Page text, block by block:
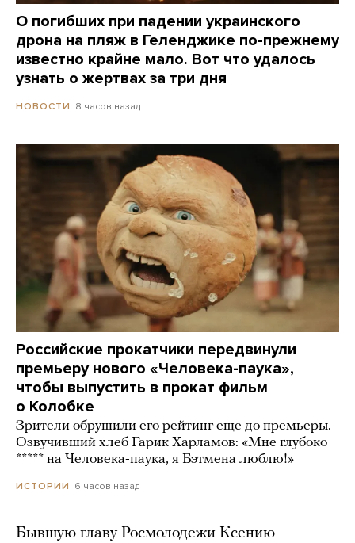
О погибших при падении украинского
дрона на пляж в Геленджике по-прежнему
известно крайне мало. Вот что удалось
узнать о жертвах за три дня
НОВОСТИ 8 часов назад
Российские прокатчики передвинули
премьеру нового «Человека-паука»,
чтобы выпустить в прокат фильм
о Колобке
Зрители обрушили его рейтинг еще до премьеры.
Озвучивший хлеб Гарик Харламов: «Мне глубоко
***** на Человека-паука, я Бэтмена люблю!»
ИСТОРИИ 6 часов назад
Бывшую главу Росмолодежи Ксению